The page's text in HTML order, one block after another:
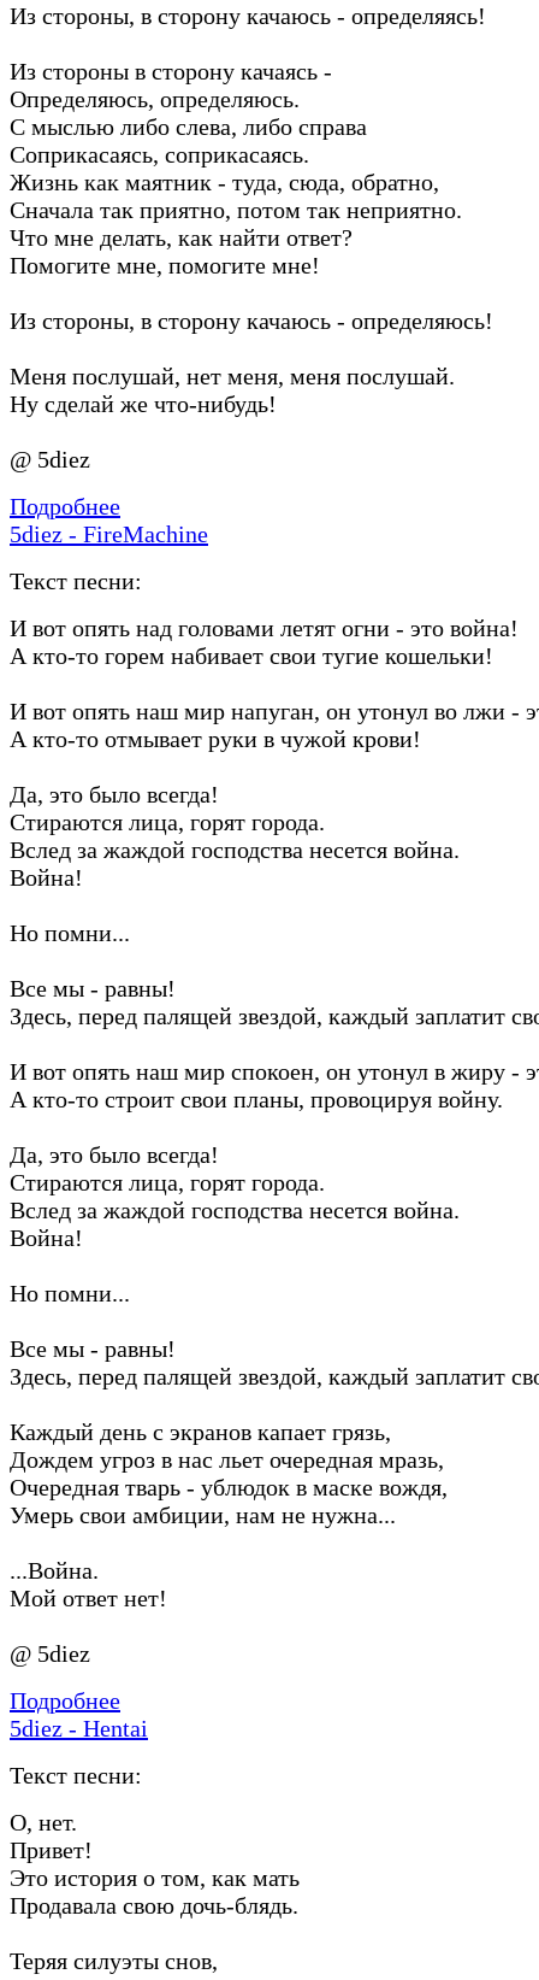
Из стороны, в сторону качаюсь - определяясь!
Из стороны в сторону качаясь -
Определяюсь, определяюсь.
С мыслью либо слева, либо справа
Соприкасаясь, соприкасаясь.
Жизнь как маятник - туда, сюда, обратно,
Сначала так приятно, потом так неприятно.
Что мне делать, как найти ответ?
Помогите мне, помогите мне!
Из стороны, в сторону качаюсь - определяюсь!
Меня послушай, нет меня, меня послушай.
Ну сделай же что-нибудь!
@ 5diez
Подробнее
5diez - FireMachine
Текст песни:
И вот опять над головами летят огни - это война!
А кто-то горем набивает свои тугие кошельки!
И вот опять наш мир напуган, он утонул во лжи -
А кто-то отмывает руки в чужой крови!
Да, это было всегда!
Стираются лица, горят города.
Вслед за жаждой господства несется война.
Война!
Но помни...
Все мы - равны!
Здесь, перед палящей звездой, каждый заплатит
И вот опять наш мир спокоен, он утонул в жиру -
А кто-то строит свои планы, провоцируя войну.
Да, это было всегда!
Стираются лица, горят города.
Вслед за жаждой господства несется война.
Война!
Но помни...
Все мы - равны!
Здесь, перед палящей звездой, каждый заплатит
Каждый день с экранов капает грязь,
Дождем угроз в нас льет очередная мразь,
Очередная тварь - ублюдок в маске вождя,
Умерь свои амбиции, нам не нужна...
...Война.
Мой ответ нет!
@ 5diez
Подробнее
5diez - Hentai
Текст песни:
О, нет.
Привет!
Это история о том, как мать
Продавала свою дочь-блядь.
Теряя силуэты снов,